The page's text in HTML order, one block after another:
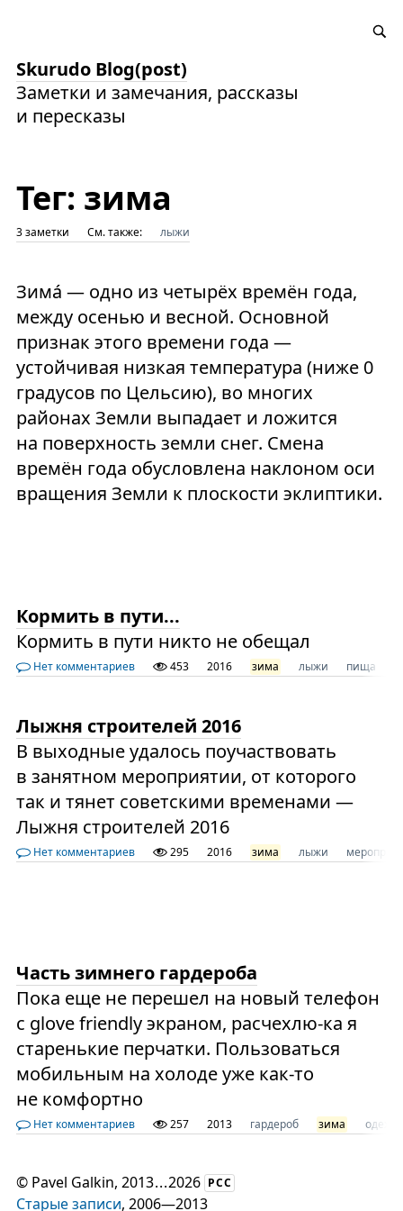
Skurudo Blog(post)
Заметки и замечания, рассказы
и пересказы
Тег: зима
3 заметки См. также: лыжи
Зима́ — одно из четырёх времён года,
между осенью и весной. Основной
признак этого времени года —
устойчивая низкая температура (ниже 0
градусов по Цельсию), во многих
районах Земли выпадает и ложится
на поверхность земли снег. Смена
времён года обусловлена наклоном оси
вращения Земли к плоскости эклиптики.
Кормить в пути...
Кормить в пути никто не обещал
Нет комментариев 453 2016 зима лыжи пища
Лыжня строителей 2016
В выходные удалось поучаствовать
в занятном мероприятии, от которого
так и тянет советскими временами —
Лыжня строителей 2016
Нет комментариев 295 2016 зима лыжи
Часть зимнего гардероба
Пока еще не перешел на новый телефон
с glove friendly экраном, расчехлю-ка я
старенькие перчатки. Пользоваться
мобильным на холоде уже как-то
не комфортно
Нет комментариев 257 2013 гардероб зима
© Pavel Galkin, 2013...2026 РСС
Старые записи, 2006—2013